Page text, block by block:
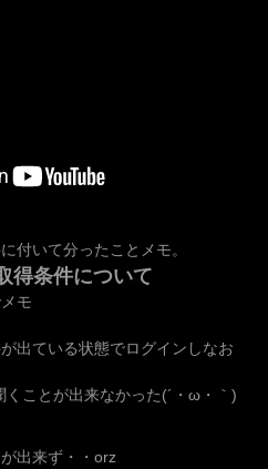
付いて分ったことメモ。
得条件について
モ
出ている状態でログインしなお
ことが出来なかった(´・ω・｀)
出来ず・・orz